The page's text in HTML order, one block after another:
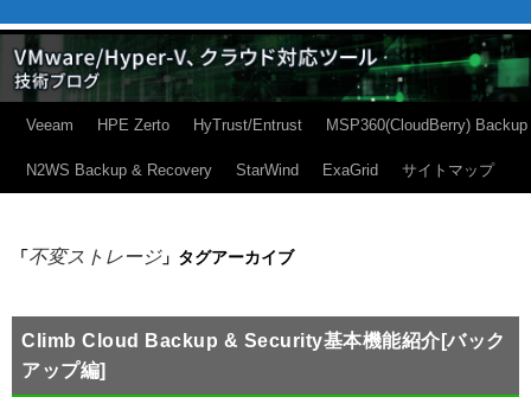
Veeam HPE Zerto HyTrust/Entrust MSP360(CloudBerry) Backup
N2WS Backup & Recovery StarWind ExaGrid サイトマップ
「不変ストレージ」タグアーカイブ
Climb Cloud Backup & Security基本機能紹介[バック
アップ編]